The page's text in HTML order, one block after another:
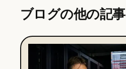
ブログの他の記事